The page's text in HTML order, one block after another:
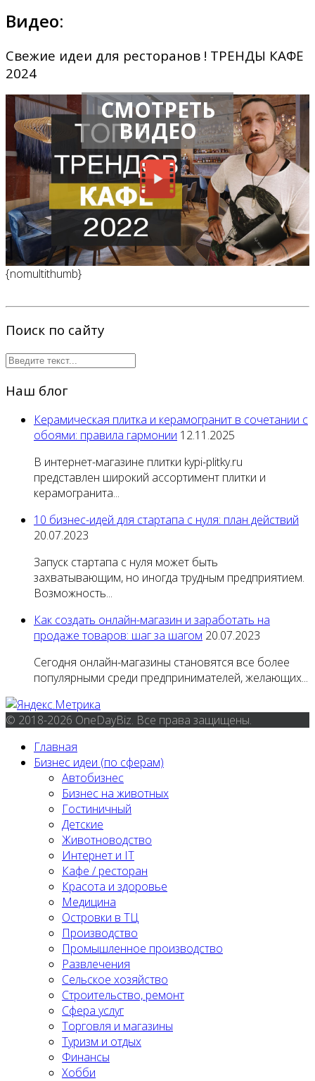
Видео:
Свежие идеи для ресторанов ! ТРЕНДЫ КАФЕ
2024
СМОТРЕТЬ
ВИДЕО
{nomultithumb}
Поиск по сайту
Наш блог
Керамическая плитка и керамогранит в сочетании с
обоями: правила гармонии 12.11.2025
В интернет-магазине плитки kypi-plitky.ru
представлен широкий ассортимент плитки и
керамогранита...
10 бизнес-идей для стартапа с нуля: план действий
20.07.2023
Запуск стартапа с нуля может быть
захватывающим, но иногда трудным предприятием.
Возможность...
Как создать онлайн-магазин и заработать на
продаже товаров: шаг за шагом 20.07.2023
Сегодня онлайн-магазины становятся все более
популярными среди предпринимателей, желающих...
© 2018-2026 OneDayBiz. Все права защищены.
Главная
Бизнес идеи (по сферам)
Автобизнес
Бизнес на животных
Гостиничный
Детские
Животноводство
Интернет и IT
Кафе / ресторан
Красота и здоровье
Медицина
Островки в ТЦ
Производство
Промышленное производство
Развлечения
Сельское хозяйство
Строительство, ремонт
Сфера услуг
Торговля и магазины
Туризм и отдых
Финансы
Хобби